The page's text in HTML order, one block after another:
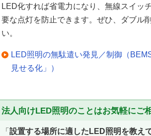
LED化すれば省電力になり、無線スイッ
要な点灯を防止できます。ぜひ、ダブル
い。
LED照明の無駄遣い発見／制御（
見せる化」）
法人向けLED照明のことはお気軽にご
「 設置する場所に適したLED照明を教え